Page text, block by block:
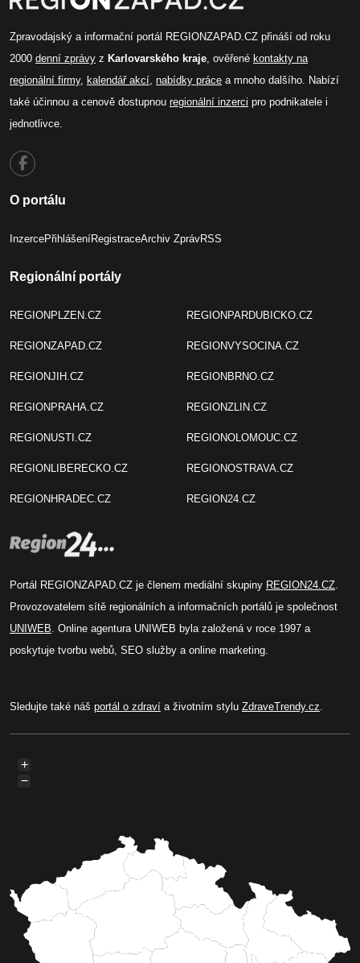
Zpravodajský a informační portál REGIONZAPAD.CZ přináší od roku
2000 denní zprávy z Karlovarského kraje, ověřené kontakty na
regionální firmy, kalendář akcí, nabídky práce a mnoho dalšího. Nabízí
také účinnou a cenově dostupnou regionální inzerci pro podnikatele i
jednotlivce.
O portálu
InzercePřihlášeníRegistraceArchiv ZprávRSS
Regionální portály
REGIONPLZEN.CZ
REGIONZAPAD.CZ
REGIONJIH.CZ
REGIONPRAHA.CZ
REGIONUSTI.CZ
REGIONLIBERECKO.CZ
REGIONHRADEC.CZ
REGIONPARDUBICKO.CZ
REGIONVYSOCINA.CZ
REGIONBRNO.CZ
REGIONZLIN.CZ
REGIONOLOMOUC.CZ
REGIONOSTRAVA.CZ
REGION24.CZ
Portál REGIONZAPAD.CZ je členem mediální skupiny REGION24.CZ.
Provozovatelem sítě regionálních a informačních portálů je společnost
UNIWEB. Online agentura UNIWEB byla založená v roce 1997 a
poskytuje tvorbu webů, SEO služby a online marketing.
Sledujte také náš portál o zdraví a životním stylu ZdraveTrendy.cz.
+
−